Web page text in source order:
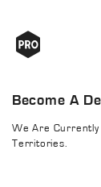
Become A
We Are Currently
Territories.